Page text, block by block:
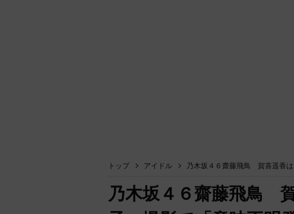
トップ アイドル 乃木坂４６齋藤飛鳥 賀喜遥香は
乃木坂４６齋藤飛鳥